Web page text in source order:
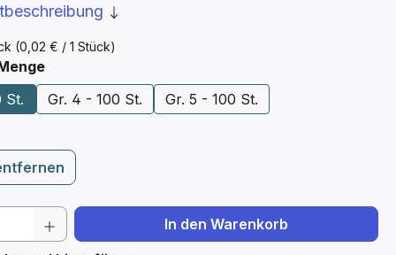
(0,02 € / 1 Stück)
auswählen
St.
Gr. 4 - 100 St. Gr. 5 - 100 St.
Gib den gewünschten Wert
In den Warenkorb